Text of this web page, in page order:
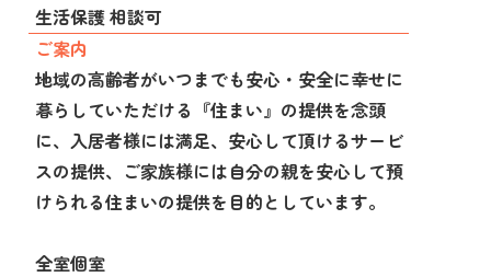
生活保護 相談可
ご案内
地域の高齢者がいつまでも安心・安全に幸せに
暮らしていただける『住まい』の提供を念頭
に、入居者様には満足、安心して頂けるサービ
スの提供、ご家族様には自分の親を安心して預
けられる住まいの提供を目的としています。
全室個室